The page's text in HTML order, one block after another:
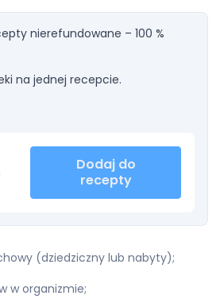
nierefundowane – 100 %
na jednej recepcie.
Dodaj do
recepty
(dziedziczny lub nabyty);
w organizmie;